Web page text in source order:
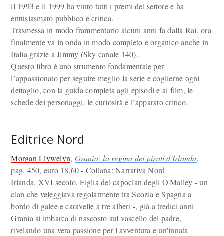
il 1993 e il 1999 ha vinto tutti i premi del settore e ha
entusiasmato pubblico e critica.
Trasmessa in modo frammentario alcuni anni fa dalla Rai, ora
finalmente va in onda in modo completo e organico anche in
Italia grazie a Jimmy (Sky canale 140).
Questo libro è uno strumento fondamentale per
l’appassionato per seguire meglio la serie e coglierne ogni
dettaglio, con la guida completa agli episodi e ai film, le
schede dei personaggi, le curiosità e l’apparato critico.
Editrice Nord
Morgan Llywelyn, Grania: la regina dei pirati d'Irlanda,
pag. 450, euro 18,60 - Collana: Narrativa Nord
Irlanda, XVI secolo. Figlia del capoclan degli O'Malley - un
clan che veleggiava regolarmente tra Scozia e Spagna a
bordo di galee e caravelle a tre alberi -, già a tredici anni
Grania si imbarca di nascosto sul vascello del padre,
rivelando una vera passione per l'avventura e un'innata